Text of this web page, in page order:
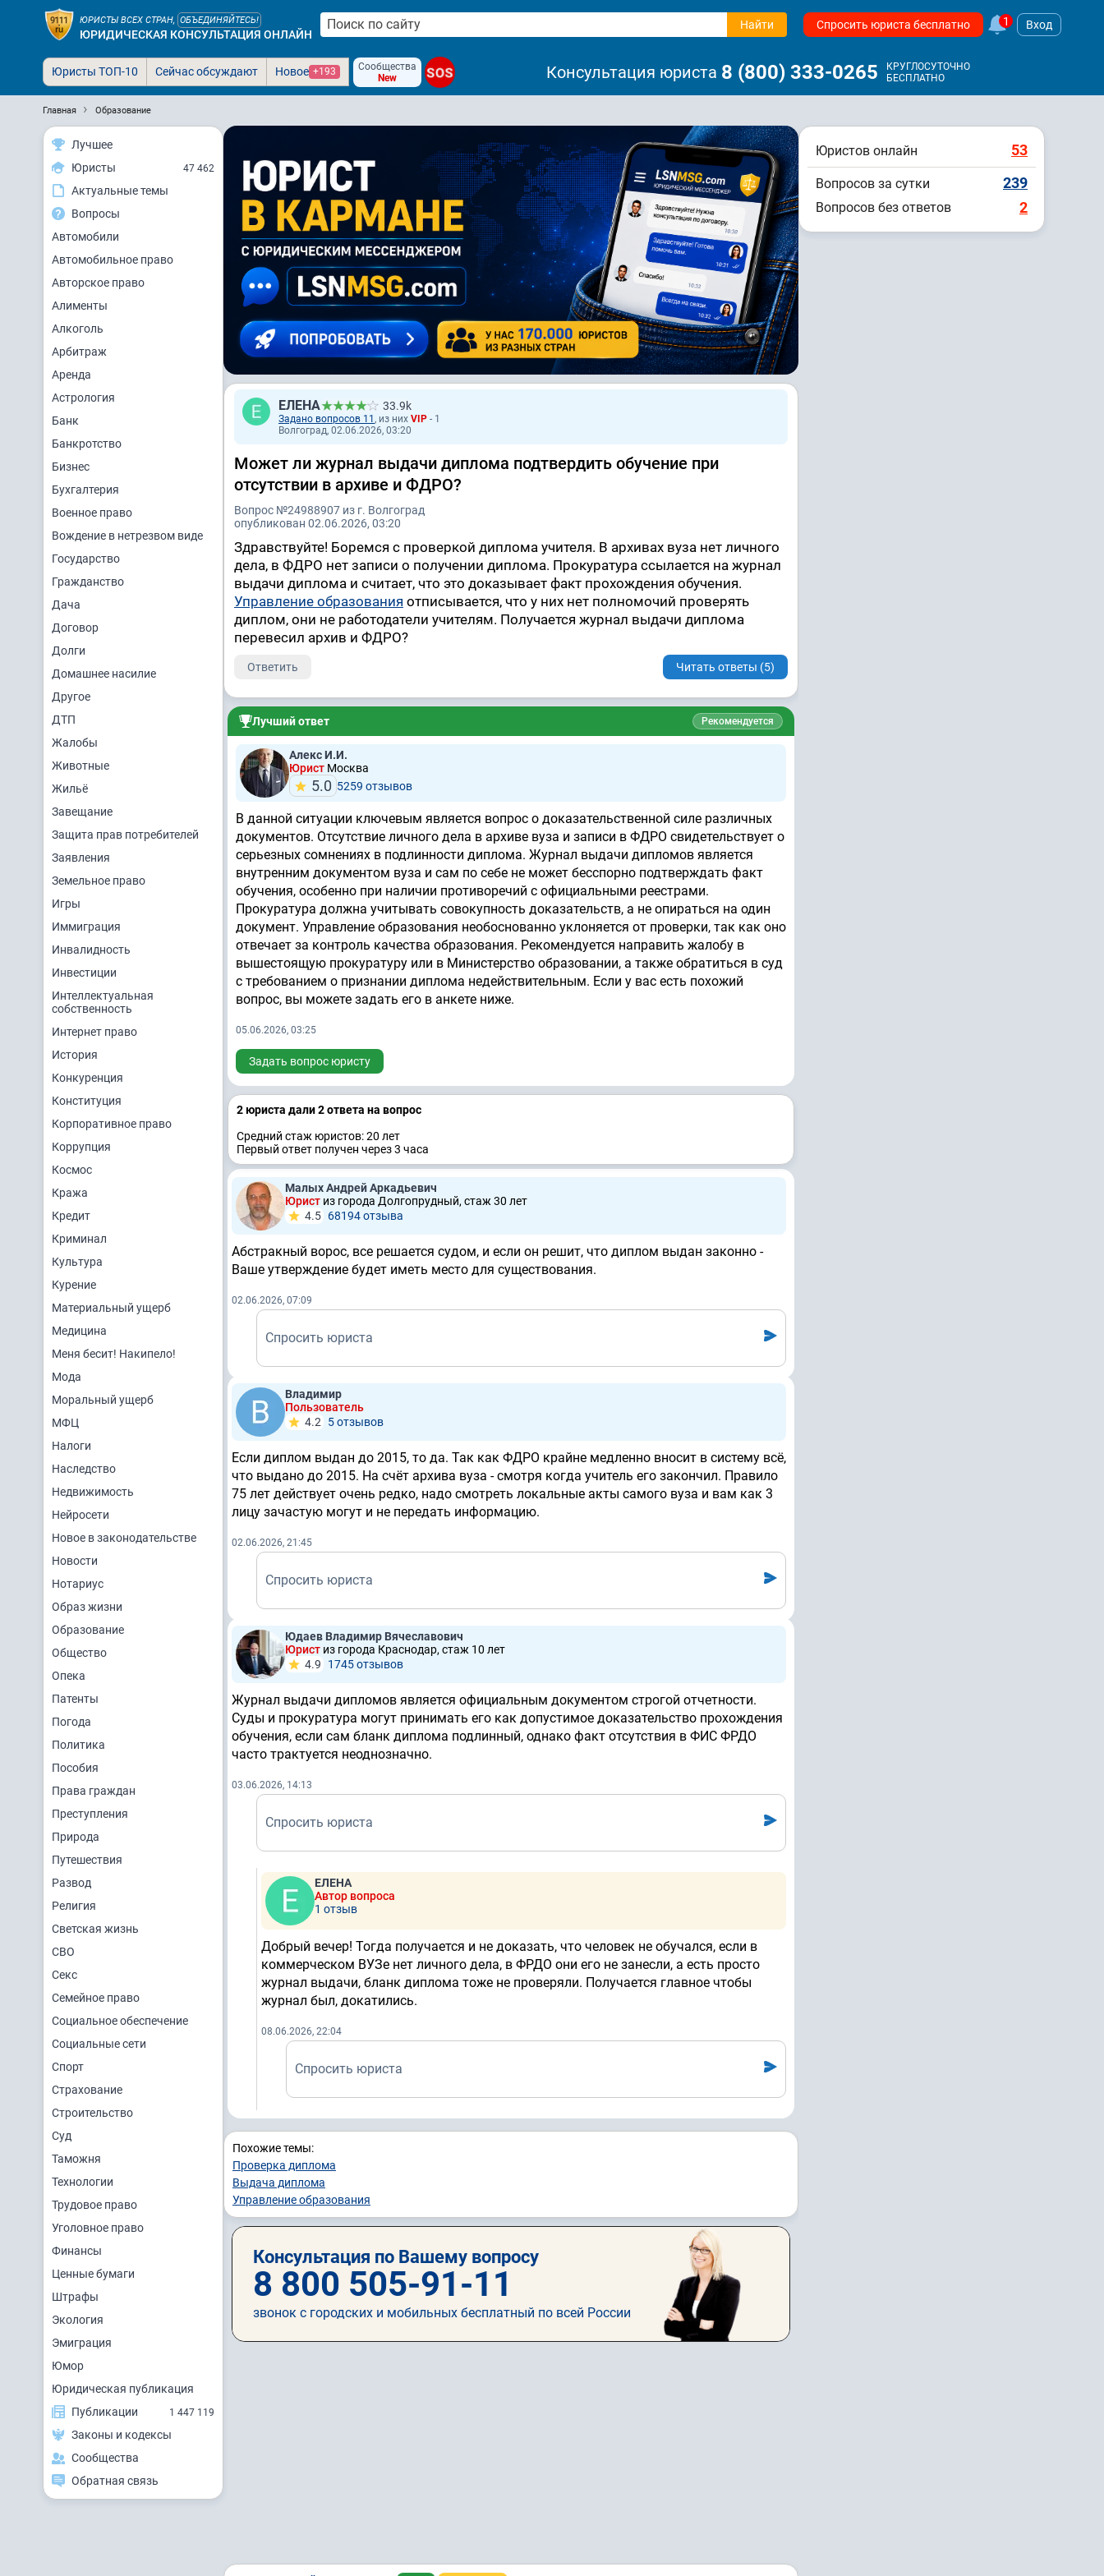
ЮРИСТЫ ВСЕХ СТРАН, ОБЪЕДИНЯЙТЕСЬ!
ЮРИДИЧЕСКАЯ КОНСУЛЬТАЦИЯ ОНЛАЙН
Найти Спросить юриста бесплатно 1 Вход
Юристы ТОП-10 Сейчас обсуждают Новое +193
Сообщества
New
SOS Консультация юриста 8 (800) 333-0265
КРУГЛОСУТОЧНО
БЕСПЛАТНО
Главная Образование
Лучшее
Юристы
47 462
Актуальные темы
Вопросы
Автомобили
Автомобильное право
Авторское право
Алименты
Алкоголь
Арбитраж
Аренда
Астрология
Банк
Банкротство
Бизнес
Бухгалтерия
Военное право
Вождение в нетрезвом виде
Государство
Гражданство
Дача
Договор
Долги
Домашнее насилие
Другое
ДТП
Жалобы
Животные
Жильё
Завещание
Защита прав потребителей
Заявления
Земельное право
Игры
Иммиграция
Инвалидность
Инвестиции
Интеллектуальная
собственность
Интернет право
История
Конкуренция
Конституция
Корпоративное право
Коррупция
Космос
Кража
Кредит
Криминал
Культура
Курение
Материальный ущерб
Медицина
Меня бесит! Накипело!
Мода
Моральный ущерб
МФЦ
Налоги
Наследство
Недвижимость
Нейросети
Новое в законодательстве
Новости
Нотариус
Образ жизни
Образование
Общество
Опека
Патенты
Погода
Политика
Пособия
Права граждан
Преступления
Природа
Путешествия
Развод
Религия
Светская жизнь
СВО
Секс
Семейное право
Социальное обеспечение
Социальные сети
Спорт
Страхование
Строительство
Суд
Таможня
Технологии
Трудовое право
Уголовное право
Финансы
Ценные бумаги
Штрафы
Экология
Эмиграция
Юмор
Юридическая публикация
Публикации
1 447 119
Законы и кодексы
Сообщества
Обратная связь
ЕЛЕНА 33.9k
Задано вопросов 11 , из них VIP - 1
Волгоград, 02.06.2026, 03:20
Может ли журнал выдачи диплома подтвердить обучение при
отсутствии в архиве и ФДРО?
Вопрос №24988907 из г. Волгоград
опубликован 02.06.2026, 03:20
Здравствуйте! Боремся с проверкой диплома учителя. В архивах вуза нет личного
дела, в ФДРО нет записи о получении диплома. Прокуратура ссылается на журнал
выдачи диплома и считает, что это доказывает факт прохождения обучения.
Управление образования отписывается, что у них нет полномочий проверять
диплом, они не работодатели учителям. Получается журнал выдачи диплома
перевесил архив и ФДРО?
Ответить Читать ответы (5)
Лучший ответ Рекомендуется
Алекс И.И.
Юрист Москва
5.0 5259 отзывов
В данной ситуации ключевым является вопрос о доказательственной силе различных
документов. Отсутствие личного дела в архиве вуза и записи в ФДРО свидетельствует о
серьезных сомнениях в подлинности диплома. Журнал выдачи дипломов является
внутренним документом вуза и сам по себе не может бесспорно подтверждать факт
обучения, особенно при наличии противоречий с официальными реестрами.
Прокуратура должна учитывать совокупность доказательств, а не опираться на один
документ. Управление образования необоснованно уклоняется от проверки, так как оно
отвечает за контроль качества образования. Рекомендуется направить жалобу в
вышестоящую прокуратуру или в Министерство образовании, а также обратиться в суд
с требованием о признании диплома недействительным. Если у вас есть похожий
вопрос, вы можете задать его в анкете ниже.
05.06.2026, 03:25
Задать вопрос юристу
2 юристa дали 2 ответa на вопрос
Средний стаж юристов: 20 лет
Первый ответ получен через 3 часа
Малых Андрей Аркадьевич
Юрист из города Долгопрудный, стаж 30 лет
4.5 68194 отзывa
Абстракный ворос, все решается судом, и если он решит, что диплом выдан законно -
Ваше утверждение будет иметь место для существования.
02.06.2026, 07:09
Спросить юриста
Владимир
Пользователь
4.2
5 отзывов
Если диплом выдан до 2015, то да. Так как ФДРО крайне медленно вносит в систему всё,
что выдано до 2015. На счёт архива вуза - смотря когда учитель его закончил. Правило
75 лет действует очень редко, надо смотреть локальные акты самого вуза и вам как 3
лицу зачастую могут и не передать информацию.
02.06.2026, 21:45
Спросить юриста
Юдаев Владимир Вячеславович
Юрист из города Краснодар, стаж 10 лет
4.9
1745 отзывов
Журнал выдачи дипломов является официальным документом строгой отчетности.
Суды и прокуратура могут принимать его как допустимое доказательство прохождения
обучения, если сам бланк диплома подлинный, однако факт отсутствия в ФИС ФРДО
часто трактуется неоднозначно.
03.06.2026, 14:13
Спросить юриста
ЕЛЕНА
Автор вопроса
1 отзыв
Добрый вечер! Тогда получается и не доказать, что человек не обучался, если в
коммерческом ВУЗе нет личного дела, в ФРДО они его не занесли, а есть просто
журнал выдачи, бланк диплома тоже не проверяли. Получается главное чтобы
журнал был, докатились.
08.06.2026, 22:04
Спросить юриста
Похожие темы:
Проверка диплома
Выдача диплома
Управление образования
Консультация по Вашему вопросу
8 800 505-91-11
звонок с городских и мобильных бесплатный по всей России
Юристов онлайн 53
Вопросов за сутки 239
Вопросов без ответов 2